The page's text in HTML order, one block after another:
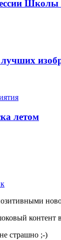
летом
контент
страшно ;-)